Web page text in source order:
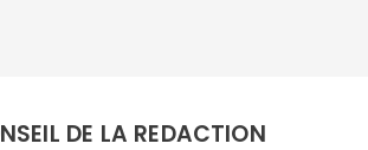
DE LA REDACTION